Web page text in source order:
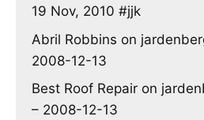
19 Nov, 2010 #jjk
Abril Robbins on
2008-12-13
Best Roof Repair on
– 2008-12-13